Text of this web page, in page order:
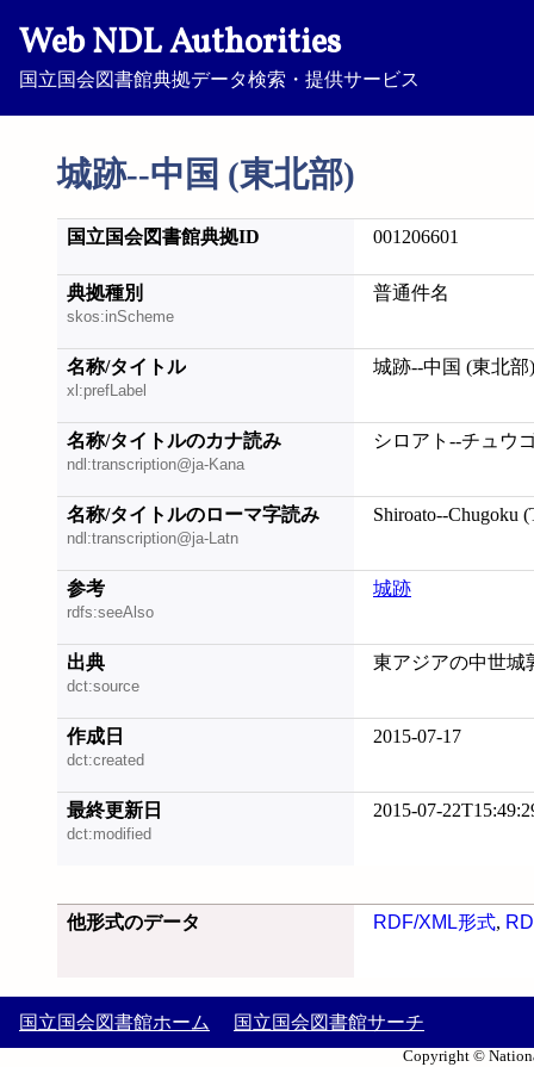
Web NDL Authorities
国立国会図書館典拠データ検索・提供サービス
城跡--中国 (東北部)
国立国会図書館典拠ID 001206601
典拠種別
skos:inScheme
普通件名
名称/タイトル
xl:prefLabel
城跡--中国 (東北部)
名称/タイトルのカナ読み
ndl:transcription@ja-Kana
シロアト--チュウ
名称/タイトルのローマ字読み
ndl:transcription@ja-Latn
Shiroato--Chugoku
参考
rdfs:seeAlso
城跡
出典
dct:source
東アジアの中世城
作成日
dct:created
2015-07-17
最終更新日
dct:modified
2015-07-
他形式のデータ RDF/XML形式,
国立国会図書館ホーム 国立国会図書館サーチ
Copyright ©